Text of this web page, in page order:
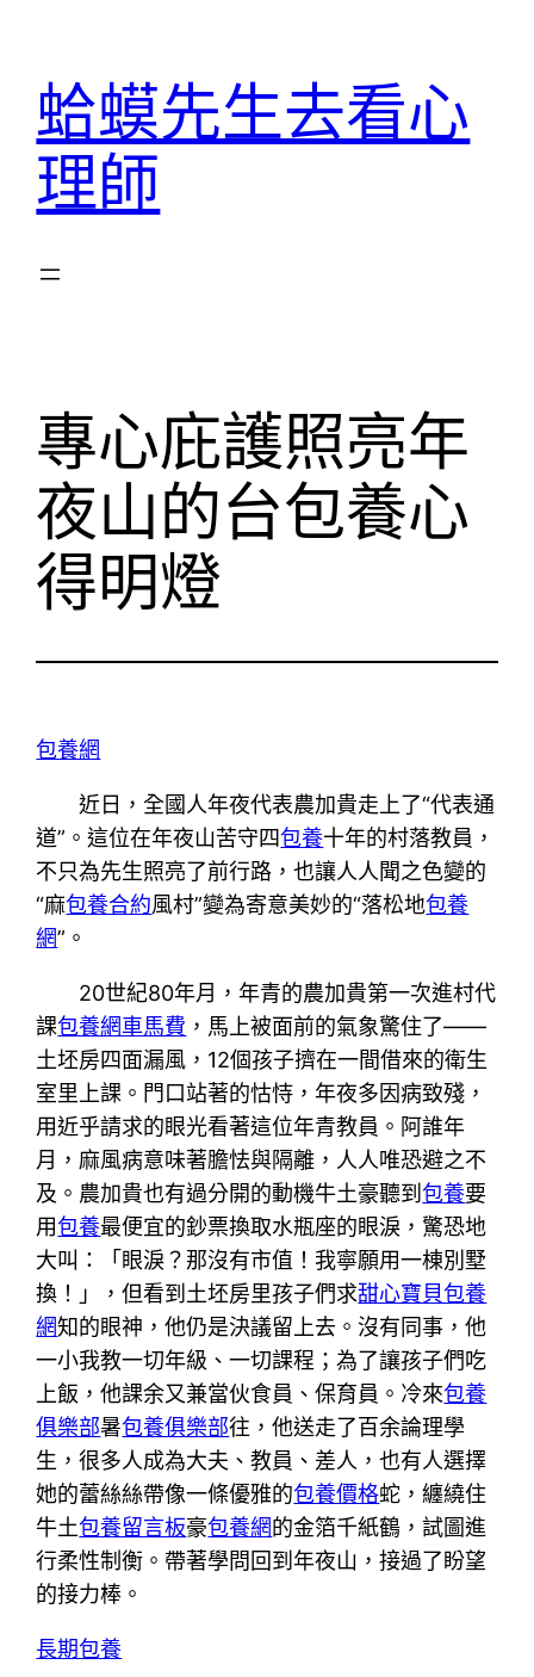
蛤蟆先生去看心
理師
專心庇護照亮年
夜山的台包養心
得明燈
包養網
近日，全國人年夜代表農加貴走上了“代表通
道”。這位在年夜山苦守四包養十年的村落教員，
不只為先生照亮了前行路，也讓人人聞之色變的
“麻包養合約風村”變為寄意美妙的“落松地包養
網”。
20世紀80年月，年青的農加貴第一次進村代
課包養網車馬費 ，馬上被面前的氣象驚住了——
土坯房四面漏風，12個孩子擠在一間借來的衛生
室里上課。門口站著的怙恃，年夜多因病致殘，
用近乎請求的眼光看著這位年青教員。阿誰年
月，麻風病意味著膽怯與隔離，人人唯恐避之不
及。農加貴也有過分開的動機牛土豪聽到包養要
用包養最便宜的鈔票換取水瓶座的眼淚，驚恐地
大叫：「眼淚？那沒有市值！我寧願用一棟別墅
換！」，但看到土坯房里孩子們求甜心寶貝包養
網知的眼神，他仍是決議留上去。沒有同事，他
一小我教一切年級、一切課程；為了讓孩子們吃
上飯，他課余又兼當伙食員、保育員。冷來包養
俱樂部暑包養俱樂部往，他送走了百余論理學
生，很多人成為大夫、教員、差人，也有人選擇
她的蕾絲絲帶像一條優雅的包養價格蛇，纏繞住
牛土包養留言板豪包養網的金箔千紙鶴，試圖進
行柔性制衡。帶著學問回到年夜山，接過了盼望
的接力棒。
長期包養